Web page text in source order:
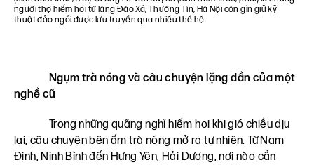
người thợ hiếm hoi từ làng Đào Xá, Thường Tín, Hà Nội còn gìn giữ kỹ
thuật đảo ngói được lưu truyền qua nhiều thế hệ.
Ngụm trà nóng và câu chuyện lặng dần của một
nghề cũ
Trong những quãng nghỉ hiếm hoi khi gió chiều dịu
lại, câu chuyện bên ấm trà nóng mở ra tự nhiên. Từ Nam
Định, Ninh Bình đến Hưng Yên, Hải Dương, nơi nào cần